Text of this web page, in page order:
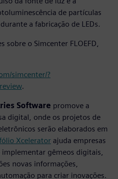
de partículas
a fabricação de LEDs.
sobre o Simcenter FLOEFD,
simcenter/?
.
Software promove a
digital, onde os projetos de
serão elaborados em
Xcelerator ajuda empresas
gêmeos digitais,
novas informações,
para criar inovações.